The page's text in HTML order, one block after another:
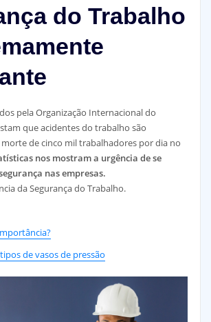
do Trabalho
pela Organização Internacional do
que acidentes do trabalho são
de cinco mil trabalhadores por dia no
nos mostram a urgência de se
nas empresas.
da Segurança do Trabalho.
de vasos de pressão